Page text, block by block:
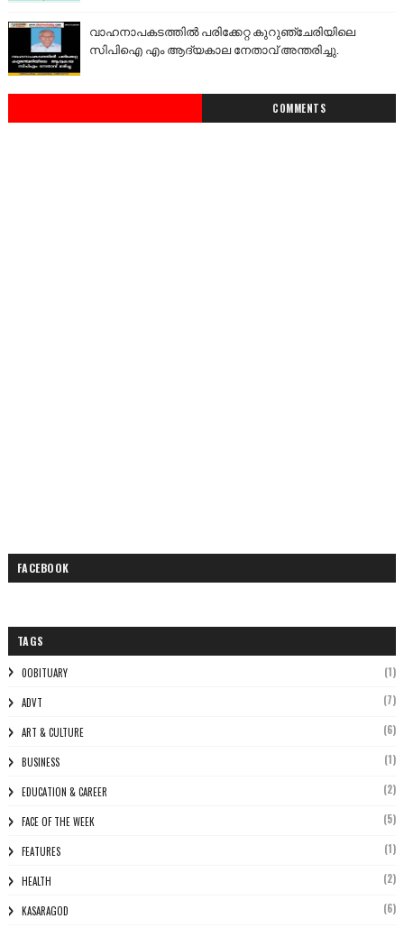
വാഹനാപകടത്തിൽ പരിക്കേറ്റ കുറുഞ്ചേരിയിലെ
സിപിഐ എം ആദ്യകാല നേതാവ് അന്തരിച്ചു.
COMMENTS
FACEBOOK
TAGS
0OBITUARY (1)
ADVT (7)
ART & CULTURE (6)
BUSINESS (1)
EDUCATION & CAREER (2)
FACE OF THE WEEK (5)
FEATURES (1)
HEALTH (2)
KASARAGOD (6)